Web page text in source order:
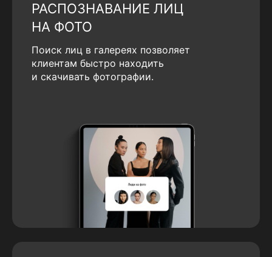
РАСПОЗНАВАНИЕ ЛИЦ
НА ФОТО
Поиск лиц в галереях позволяет
клиентам быстро находить
и скачивать фотографии.